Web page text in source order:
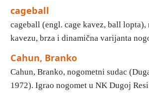
cageball
cageball (engl. cage kavez, ball lopta),
kavezu, brza i dinamična varijanta
Cahun, Branko
Cahun, Branko, nogometni sudac
1972). Igrao nogomet u NK Dugoj